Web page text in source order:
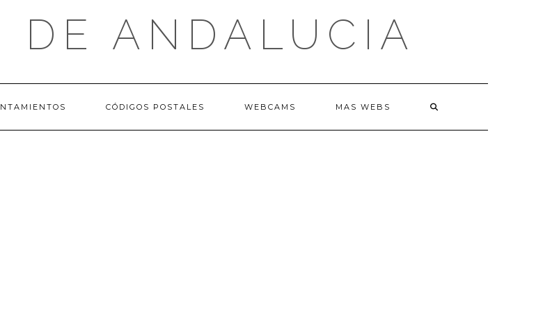
DE ANDALUCIA
CÓDIGOS POSTALES WEBCAMS MAS WEBS